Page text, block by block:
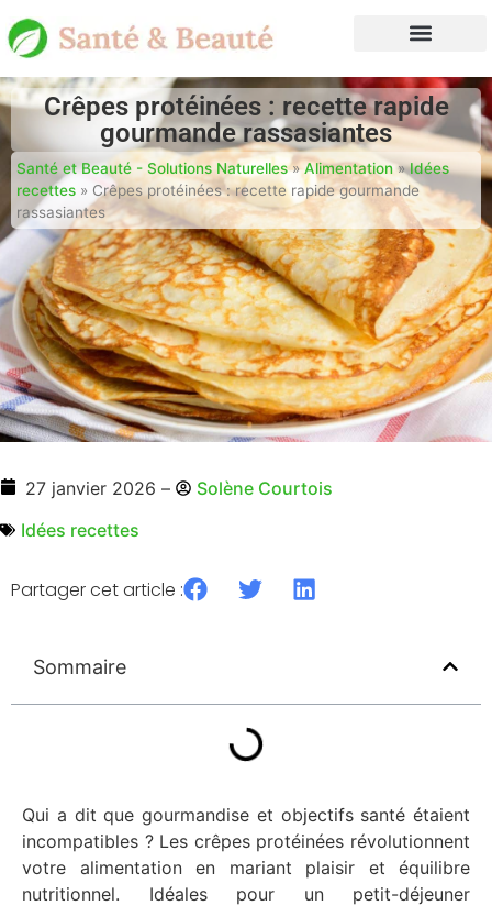
Crêpes protéinées : recette rapide
gourmande rassasiantes
Santé et Beauté - Solutions Naturelles»Alimentation»Idées
recettes » Crêpes protéinées : recette rapide gourmande
rassasiantes
27 janvier 2026 –
Solène Courtois
Idées recettes
Partager cet article :
Sommaire
Qui a dit que gourmandise et objectifs santé étaient
incompatibles ? Les crêpes protéinées révolutionnent
votre alimentation en mariant plaisir et équilibre
nutritionnel. Idéales pour un petit-déjeuner